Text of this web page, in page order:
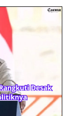
Baterai Apple Watch Cepat Boros? Ini Penyebab dan Cara Mengatasinya
HP Huawei Cepat Panas? Ini Penyebab Utama dan Cara Mengatasinya
HP Realme Kena Air Tidak Bisa Dicas? Jangan Langsung Charge, Ini Solusinya
Eks Jampidsus Febrie Adriansyah Tersangka Korupsi Asabri Tapi Masih Terima Gaji: Mengapa Begitu?